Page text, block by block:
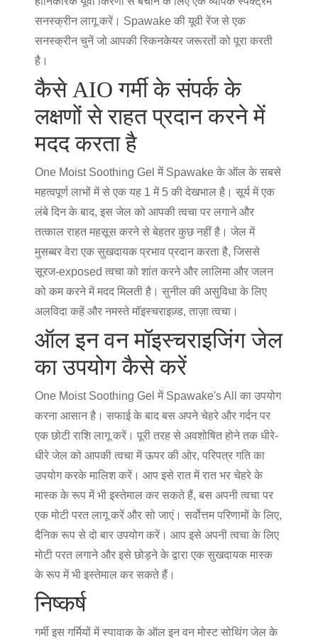
सनस्क्रीन लागू करें। Spawake की यूवी रेंज से एक
सनस्क्रीन चुनें जो आपकी स्किनकेयर जरूरतों को पूरा करती
है।
कैसे AIO गर्मी के संपर्क के
लक्षणों से राहत प्रदान करने में
मदद करता है
One Moist Soothing Gel में Spawake के ऑल के सबसे
महत्वपूर्ण लाभों में से एक यह 1 में 5 की देखभाल है। सूर्य में एक
लंबे दिन के बाद, इस जेल को आपकी त्वचा पर लगाने और
तत्काल राहत महसूस करने से बेहतर कुछ नहीं है। जेल में
मुसब्बर वेरा एक सुखदायक प्रभाव प्रदान करता है, जिससे
सूरज-exposed त्वचा को शांत करने और लालिमा और जलन
को कम करने में मदद मिलती है। सुनील की असुविधा के लिए
अलविदा कहें और नमस्ते मॉइस्चराइज़्ड, ताज़ा त्वचा।
ऑल इन वन मॉइस्चराइजिंग जेल
का उपयोग कैसे करें
One Moist Soothing Gel में Spawake's All का उपयोग
करना आसान है। सफाई के बाद बस अपने चेहरे और गर्दन पर
एक छोटी राशि लागू करें। पूरी तरह से अवशोषित होने तक धीरे-
धीरे जेल को आपकी त्वचा में ऊपर की ओर, परिपत्र गति का
उपयोग करके मालिश करें। आप इसे रात में रात भर चेहरे के
मास्क के रूप में भी इस्तेमाल कर सकते हैं, बस अपनी त्वचा पर
एक मोटी परत लागू करें और सो जाएं। सर्वोत्तम परिणामों के लिए,
दैनिक रूप से दो बार उपयोग करें। आप इसे अपनी त्वचा के लिए
मोटी परत लगाने और इसे छोड़ने के द्वारा एक सुखदायक मास्क
के रूप में भी इस्तेमाल कर सकते हैं।
निष्कर्ष
गर्मी इस गर्मियों में स्पावाक के ऑल इन वन मोस्ट सोथिंग जेल के